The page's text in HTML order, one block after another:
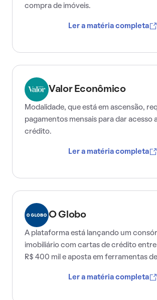
compra de imóveis.
Ler a matéria completa
Valor Econômico
Modalidade, que está em ascensão,
pagamentos mensais para dar acesso
crédito.
Ler a matéria completa
O Globo
A plataforma está lançando um
imobiliário com cartas de crédito entre
R$ 400 mil e aposta em ferramentas
Ler a matéria completa